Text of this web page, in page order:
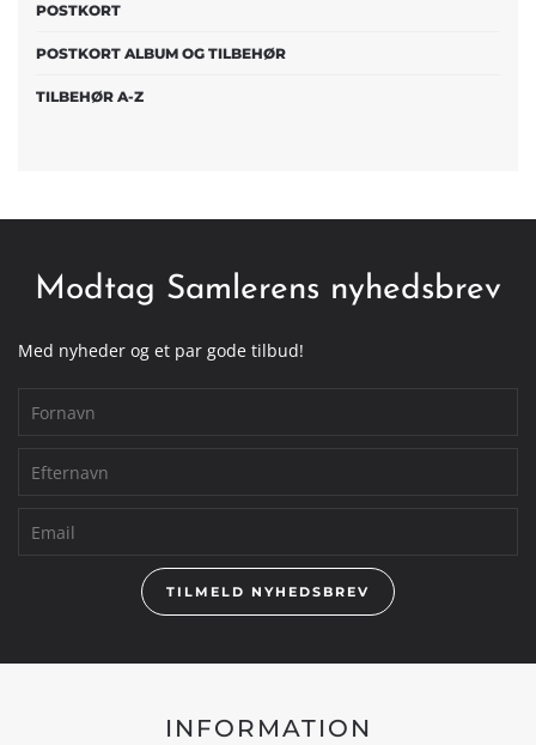
POSTKORT
POSTKORT ALBUM OG TILBEHØR
TILBEHØR A-Z
Modtag Samlerens nyhedsbrev
Med nyheder og et par gode tilbud!
TILMELD NYHEDSBREV
INFORMATION